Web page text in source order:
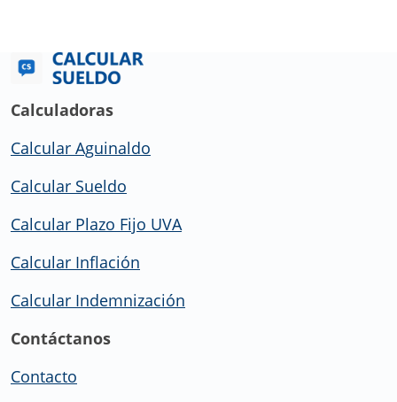
Calculadoras
Calcular Aguinaldo
Calcular Sueldo
Calcular Plazo Fijo UVA
Calcular Inflación
Calcular Indemnización
Contáctanos
Contacto